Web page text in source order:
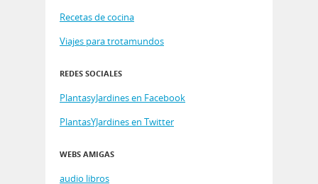
Recetas de cocina
Viajes para trotamundos
REDES SOCIALES
PlantasyJardines en Facebook
PlantasYJardines en Twitter
WEBS AMIGAS
audio libros